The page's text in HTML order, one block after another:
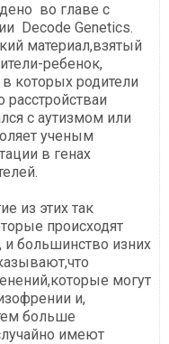
во главе с
Decode Genetics.
материал,взятый
ребенок,
которых родители
с аутизмом или
ученым
в генах
из этих так
происходят
и большинство изних
могут
и,
больше
имеют